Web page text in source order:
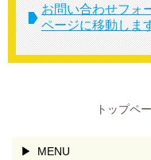
お問い合わせフォ
ページに移動しま
トップペ
MENU